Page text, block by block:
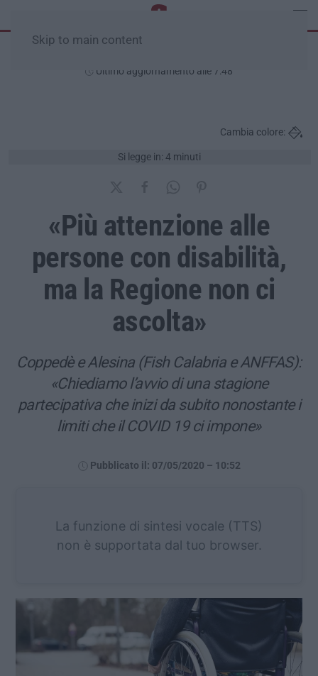
Skip to main content
Ultimo aggiornamento alle 7:48
Si legge in: 4 minuti
Cambia colore:
«Più attenzione alle
persone con disabilità,
ma la Regione non ci
ascolta»
Coppedè e Alesina (Fish Calabria e ANFFAS):
«Chiediamo l’avvio di una stagione
partecipativa che inizi da subito nonostante i
limiti che il COVID 19 ci impone»
Pubblicato il: 07/05/2020 – 10:52
La funzione di sintesi vocale (TTS)
non è supportata dal tuo browser.